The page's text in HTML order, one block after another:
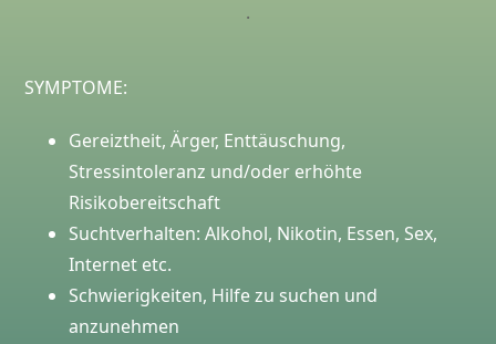
.
SYMPTOME:
Gereiztheit, Ärger, Enttäuschung,
Stressintoleranz und/oder erhöhte
Risikobereitschaft
Suchtverhalten: Alkohol, Nikotin, Essen, Sex,
Internet etc.
Schwierigkeiten, Hilfe zu suchen und
anzunehmen